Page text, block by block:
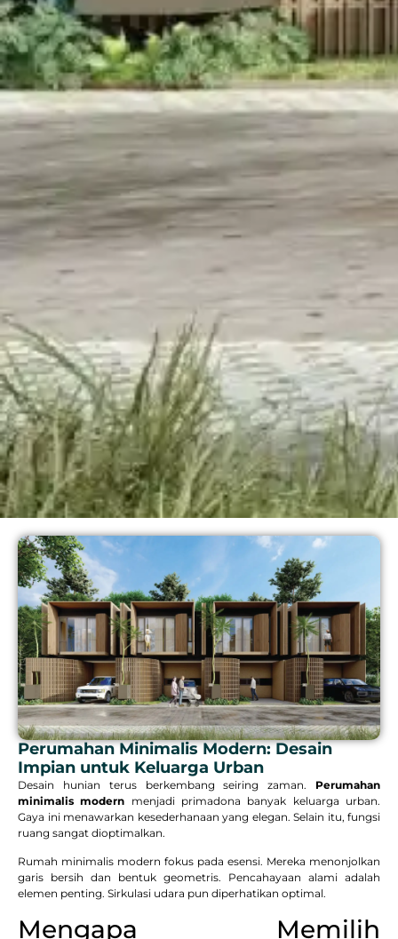
Perumahan Minimalis Modern: Desain
Impian untuk Keluarga Urban
Desain hunian terus berkembang seiring zaman. Perumahan
minimalis modern menjadi primadona banyak keluarga urban.
Gaya ini menawarkan kesederhanaan yang elegan. Selain itu, fungsi
ruang sangat dioptimalkan.
Rumah minimalis modern fokus pada esensi. Mereka menonjolkan
garis bersih dan bentuk geometris. Pencahayaan alami adalah
elemen penting. Sirkulasi udara pun diperhatikan optimal.
Mengapa Memilih